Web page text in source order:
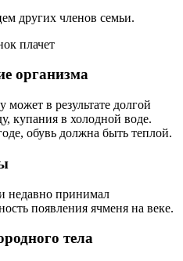
других членов семьи.
организма
может в результате долгой
купания в холодной воде.
обувь должна быть теплой.
недавно принимал
появления ячменя на веке.
тела